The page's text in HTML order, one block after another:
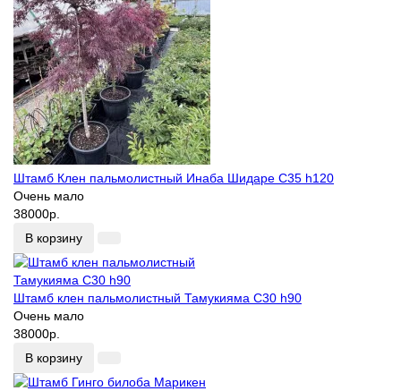
Штамб Клен пальмолистный Инаба Шидаре С35 h120
Очень мало
38000р.
В корзину
Штамб клен пальмолистный Тамукияма С30 h90
Очень мало
38000р.
В корзину